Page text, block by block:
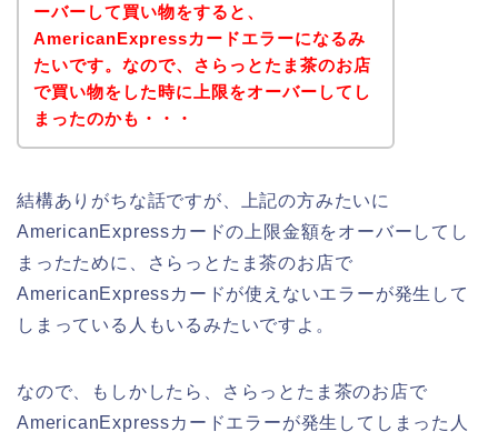
ーバーして買い物をすると、
AmericanExpressカードエラーになるみ
たいです。なので、さらっとたま茶のお店
で買い物をした時に上限をオーバーしてし
まったのかも・・・
結構ありがちな話ですが、上記の方みたいに
AmericanExpressカードの上限金額をオーバーしてし
まったために、さらっとたま茶のお店で
AmericanExpressカードが使えないエラーが発生して
しまっている人もいるみたいですよ。
なので、もしかしたら、さらっとたま茶のお店で
AmericanExpressカードエラーが発生してしまった人